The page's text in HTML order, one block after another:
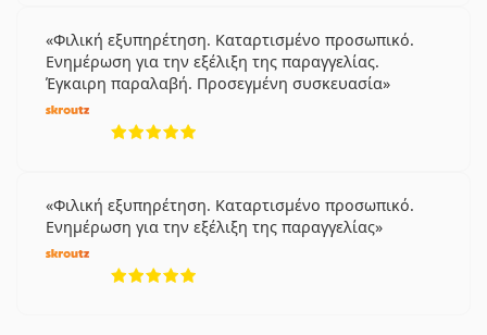
Οι φακοί επαφής Lenjoy Monthly Day & Night
μπορούν να χρησιμοποιηθούν εναλλακτικα για τους
παρακάτω φακούς:
PureVision
Air Optix Aqua
Frequency 55% Aspheric
Extreme H2O 54%
Extreme H2O 59% Thin
Φιλική εξυπηρέτηση. Καταρτισμένο προσωπικό.
Ενημέρωση για την εξέλιξη της παραγγελίας.
Έγκαιρη παραλαβή. Προσεγμένη συσκευασία
Φιλική εξυπηρέτηση. Καταρτισμένο προσωπικό.
Ενημέρωση για την εξέλιξη της παραγγελίας